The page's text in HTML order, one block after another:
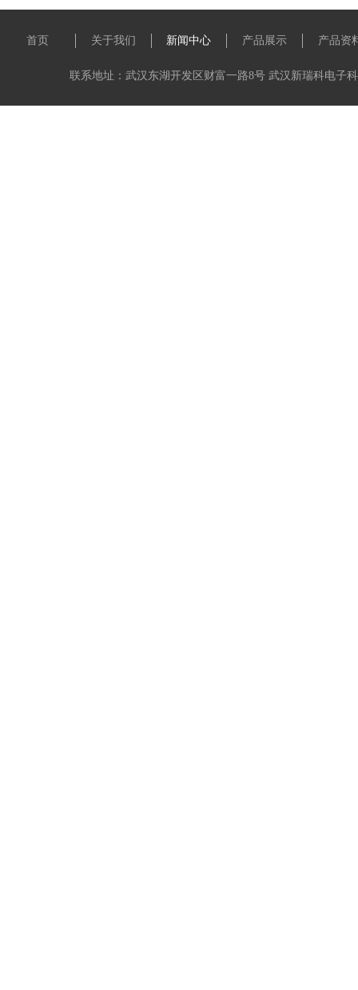
首页 关于我们 新闻中心 产品展示 产品资
联系地址：武汉东湖开发区财富一路8号 武汉新瑞科电